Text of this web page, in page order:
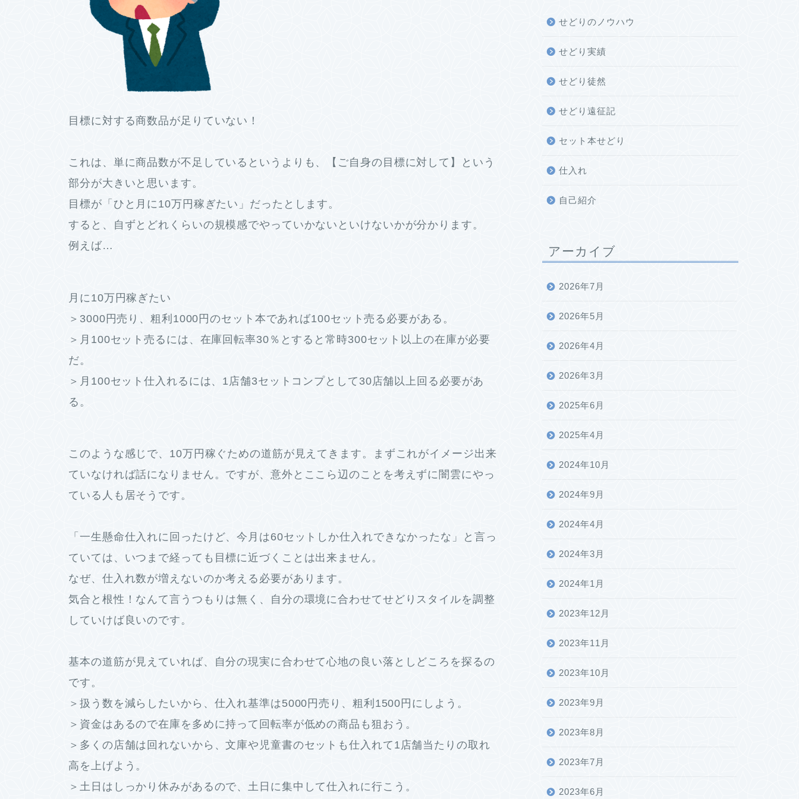
目標に対する商数品が足りていない！
これは、単に商品数が不足しているというよりも、【ご自身の目標に対して】という
部分が大きいと思います。
目標が「ひと月に10万円稼ぎたい」だったとします。
すると、自ずとどれくらいの規模感でやっていかないといけないかが分かります。
例えば…
月に10万円稼ぎたい
＞3000円売り、粗利1000円のセット本であれば100セット売る必要がある。
＞月100セット売るには、在庫回転率30％とすると常時300セット以上の在庫が必要
だ。
＞月100セット仕入れるには、1店舗3セットコンプとして30店舗以上回る必要があ
る。
このような感じで、10万円稼ぐための道筋が見えてきます。まずこれがイメージ出来
ていなければ話になりません。ですが、意外とここら辺のことを考えずに闇雲にやっ
ている人も居そうです。
「一生懸命仕入れに回ったけど、今月は60セットしか仕入れできなかったな」と言っ
ていては、いつまで経っても目標に近づくことは出来ません。
なぜ、仕入れ数が増えないのか考える必要があります。
気合と根性！なんて言うつもりは無く、自分の環境に合わせてせどりスタイルを調整
していけば良いのです。
基本の道筋が見えていれば、自分の現実に合わせて心地の良い落としどころを探るの
です。
＞扱う数を減らしたいから、仕入れ基準は5000円売り、粗利1500円にしよう。
＞資金はあるので在庫を多めに持って回転率が低めの商品も狙おう。
＞多くの店舗は回れないから、文庫や児童書のセットも仕入れて1店舗当たりの取れ
高を上げよう。
＞土日はしっかり休みがあるので、土日に集中して仕入れに行こう。
せどりのノウハウ
せどり実績
せどり徒然
せどり遠征記
セット本せどり
仕入れ
自己紹介
アーカイブ
2026年7月
2026年5月
2026年4月
2026年3月
2025年6月
2025年4月
2024年10月
2024年9月
2024年4月
2024年3月
2024年1月
2023年12月
2023年11月
2023年10月
2023年9月
2023年8月
2023年7月
2023年6月